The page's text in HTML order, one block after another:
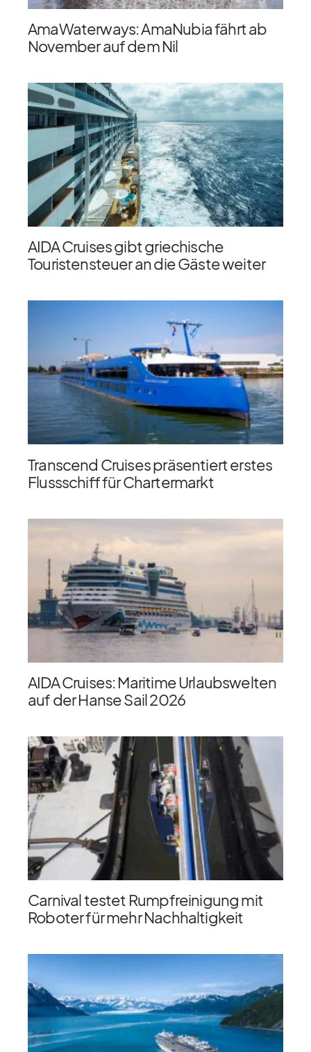
AmaWaterways: AmaNubia fährt ab
November auf dem Nil
AIDA Cruises gibt griechische
Touristensteuer an die Gäste weiter
Transcend Cruises präsentiert erstes
Flussschiff für Chartermarkt
AIDA Cruises: Maritime Urlaubswelten
auf der Hanse Sail 2026
Carnival testet Rumpfreinigung mit
Roboter für mehr Nachhaltigkeit